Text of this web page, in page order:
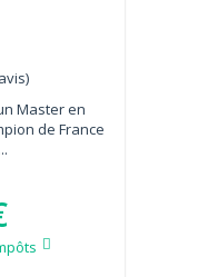
Master en
de France